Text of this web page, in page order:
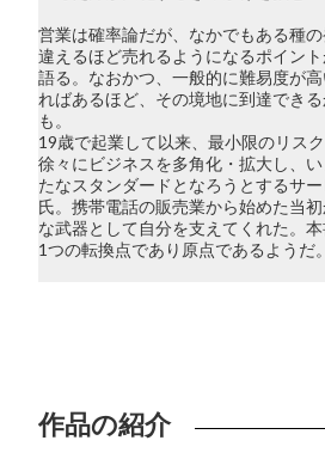
営業は確率論だが、なかでもある種
違えるほど売れるようになるポイン
語る。なおかつ、一般的に難易度が
ればあるほど、その境地に到達でき
も。
19歳で起業して以来、最小限のリス
徐々にビジネスを多角化・拡大し、
たなスタンダードとなろうとするサ
氏。携帯電話の販売業から始めた当
な武器として自分を支えてくれた。
1つの転換点であり原点であるようだ。
作品の紹介